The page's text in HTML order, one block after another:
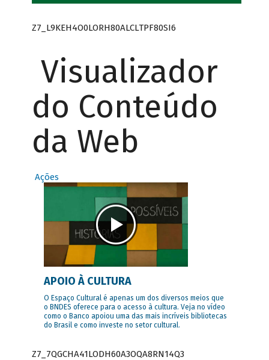
Z7_L9KEH4O0LORH80ALCLTPF80SI6
Visualizador
do Conteúdo
da Web
Ações
APOIO À CULTURA
O Espaço Cultural é apenas um dos diversos meios que
o BNDES oferece para o acesso à cultura. Veja no vídeo
como o Banco apoiou uma das mais incríveis bibliotecas
do Brasil e como investe no setor cultural.
Z7_7QGCHA41LODH60A3OQA8RN14Q3